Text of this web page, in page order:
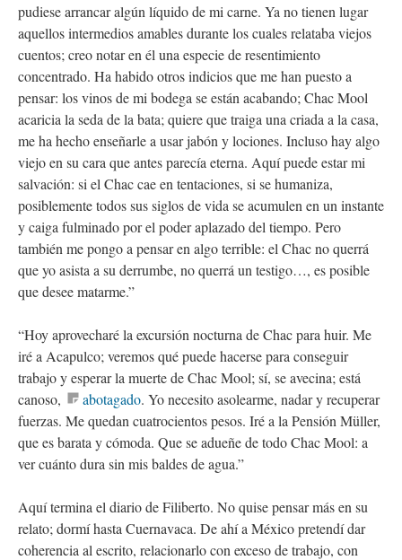
pudiese arrancar algún líquido de mi carne. Ya no tienen lugar
aquellos intermedios amables durante los cuales relataba viejos
cuentos; creo notar en él una especie de resentimiento
concentrado. Ha habido otros indicios que me han puesto a
pensar: los vinos de mi bodega se están acabando; Chac Mool
acaricia la seda de la bata; quiere que traiga una criada a la casa,
me ha hecho enseñarle a usar jabón y lociones. Incluso hay algo
viejo en su cara que antes parecía eterna. Aquí puede estar mi
salvación: si el Chac cae en tentaciones, si se humaniza,
posiblemente todos sus siglos de vida se acumulen en un instante
y caiga fulminado por el poder aplazado del tiempo. Pero
también me pongo a pensar en algo terrible: el Chac no querrá
que yo asista a su derrumbe, no querrá un testigo…, es posible
que desee matarme.”
“Hoy aprovecharé la excursión nocturna de Chac para huir. Me
iré a Acapulco; veremos qué puede hacerse para conseguir
trabajo y esperar la muerte de Chac Mool; sí, se avecina; está
canoso,
abotagado. Yo necesito asolearme, nadar y recuperar
fuerzas. Me quedan cuatrocientos pesos. Iré a la Pensión Müller,
que es barata y cómoda. Que se adueñe de todo Chac Mool: a
ver cuánto dura sin mis baldes de agua.”
Aquí termina el diario de Filiberto. No quise pensar más en su
relato; dormí hasta Cuernavaca. De ahí a México pretendí dar
coherencia al escrito, relacionarlo con exceso de trabajo, con